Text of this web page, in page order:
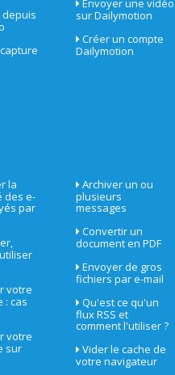
depuis
Envoyer une vidéo
sur Dailymotion
Créer un compte
Dailymotion
la
des e-
par
votre
: cas
votre
sur
Archiver un ou
plusieurs
messages
Convertir un
document en PDF
Envoyer de gros
fichiers par e-mail
Qu'est ce qu'un
flux RSS et
comment l'utiliser ?
Vider le cache de
votre navigateur